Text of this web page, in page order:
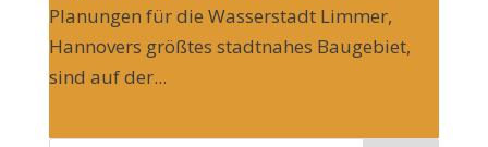
Planungen für die Wasserstadt Limmer,
Hannovers größtes stadtnahes Baugebiet,
sind auf der...